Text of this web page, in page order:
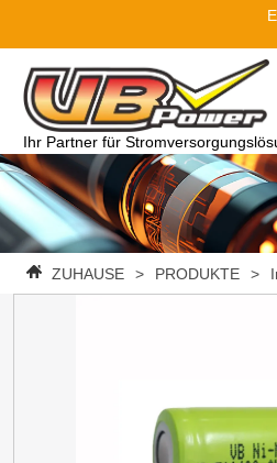
Ihr Partner für
ZUHAUSE > PRODUKTE >